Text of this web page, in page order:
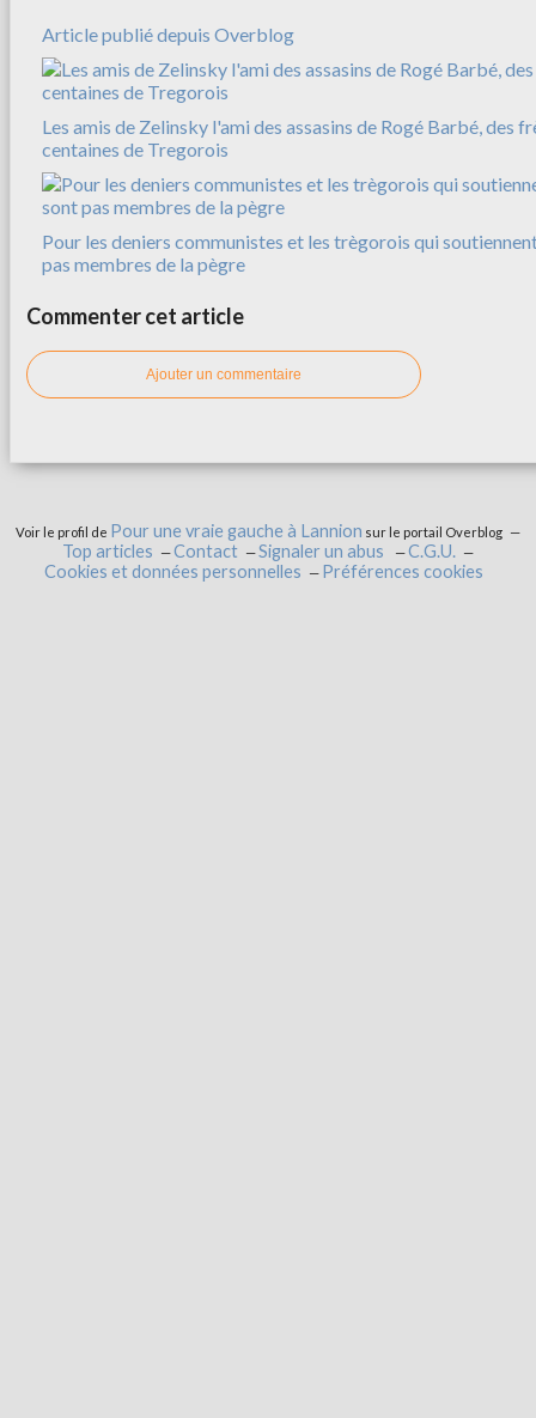
Article publié depuis Overblog
Les amis de Zelinsky l'ami des assasins de Rogé Barbé, des
centaines de Tregorois
Pour les deniers communistes et les trègorois qui
pas membres de la pègre
Commenter cet article
Ajouter un commentaire
Voir le profil de Pour une vraie gauche à Lannion sur le portail Overblog
Top articles Contact Signaler un abus
C.G.U.
Cookies et données personnelles
Préférences cookies